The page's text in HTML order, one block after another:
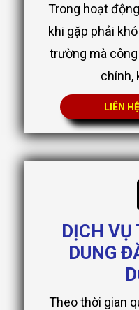
Trong hoạt
khi gặp phải
trường mà
chính,
LIÊN
DỊCH VỤ
DUNG
Theo thời gian